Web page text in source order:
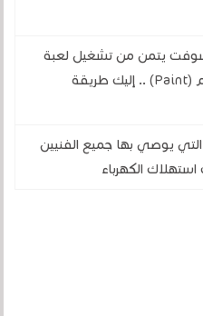
يتمن من تشغيل لعبة
Doom الأصلية داخل برنامج الرسام (Paint) .. إليك طريقة
يوصي بها جميع الفنيين
الكهرباء